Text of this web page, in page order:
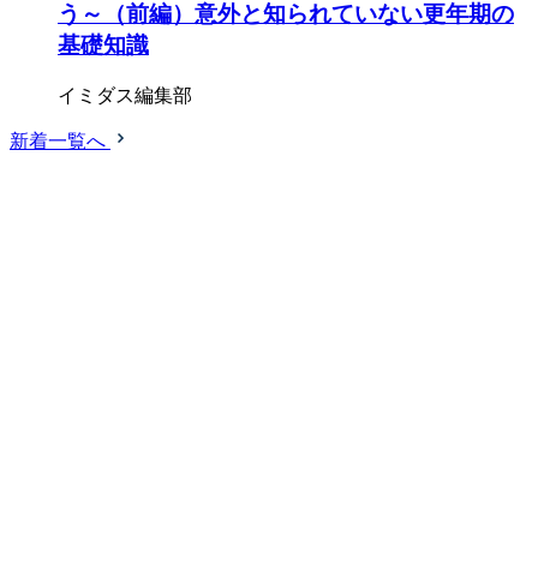
う～（前編）意外と知られていない更年期の
基礎知識
イミダス編集部
新着一覧へ